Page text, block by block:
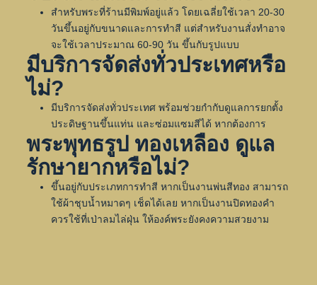
สำหรับพระที่ร้านมีพิมพ์อยู่แล้ว โดยเฉลี่ยใช้เวลา 20-30
วันขึ้นอยู่กับขนาดและการทำสี แต่สำหรับงานสั่งทำอาจ
จะใช้เวลาประมาณ 60-90 วัน ขึ้นกับรูปแบบ
มีบริการจัดส่งทั่วประเทศหรือ
ไม่?
มีบริการจัดส่งทั่วประเทศ พร้อมช่วยกำกับดูแลการยกตั้ง
ประดิษฐานขึ้นแท่น และซ่อมแซมสีได้ หากต้องการ
พระพุทธรูป ทองเหลือง ดูแล
รักษายากหรือไม่?
ขึ้นอยู่กับประเภทการทำสี หากเป็นงานพ่นสีทอง สามารถ
ใช้ผ้าชุบน้ำหมาดๆ เช็ดได้เลย หากเป็นงานปิดทองคำ
ควรใช้ที่เป่าลมไล่ฝุ่น ให้องค์พระยังคงความสวยงาม